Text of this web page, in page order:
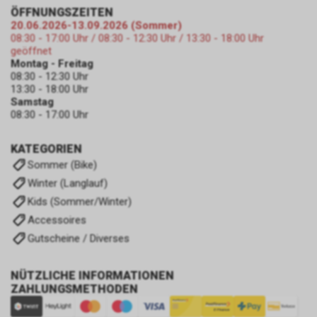
KATEGORIEN
Sommer (Bike)
Winter (Langlauf)
Kids (Sommer/Winter)
Accessoires
Gutscheine / Diverses
NÜTZLICHE INFORMATIONEN
ZAHLUNGSMETHODEN
ÖFFNUNGSZEITEN
20.06.2026-13.09.2026 (Sommer)
08:30 - 17:00 Uhr / 08:30 - 12:30 Uhr / 13:30 - 18:00 Uhr
geöffnet
Montag - Freitag
08:30 - 12:30 Uhr
13:30 - 18:00 Uhr
Samstag
08:30 - 17:00 Uhr